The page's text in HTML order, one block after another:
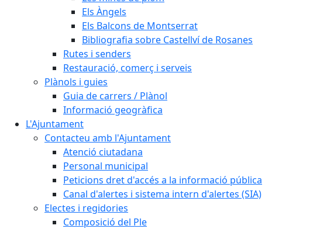
Els Àngels
Els Balcons de Montserrat
Bibliografia sobre Castellví de Rosanes
Rutes i senders
Restauració, comerç i serveis
Plànols i guies
Guia de carrers / Plànol
Informació geogràfica
L'Ajuntament
Contacteu amb l'Ajuntament
Atenció ciutadana
Personal municipal
Peticions dret d'accés a la informació pública
Canal d'alertes i sistema intern d'alertes (SIA)
Electes i regidories
Composició del Ple